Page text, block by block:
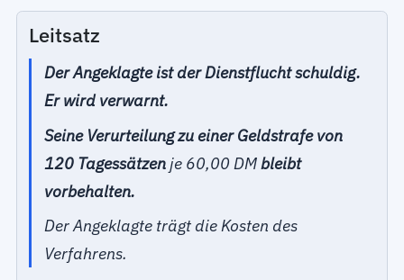
Leitsatz
Der Angeklagte ist der Dienstflucht schuldig.
Er wird verwarnt.
Seine Verurteilung zu einer Geldstrafe von
120 Tagessätzen je 60,00 DMbleibt
vorbehalten.
Der Angeklagte trägt die Kosten des
Verfahrens.